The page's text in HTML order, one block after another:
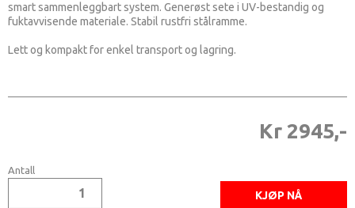
smart sammenleggbart system. Generøst sete i UV-bestandig og
fuktavvisende materiale. Stabil rustfri stålramme.
Lett og kompakt for enkel transport og lagring.
Kr 2945,-
Antall